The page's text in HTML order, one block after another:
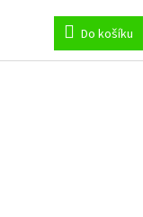
Do košíku